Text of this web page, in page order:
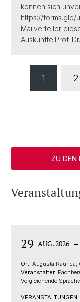
können sich
https://forms.gle/
Mailverteiler
Auskünfte:Prof.
1 2
ZU DEN
29 AUG. 2026 -
Ort: Augusta Raurica,
Veranstalter:
Vergleichende